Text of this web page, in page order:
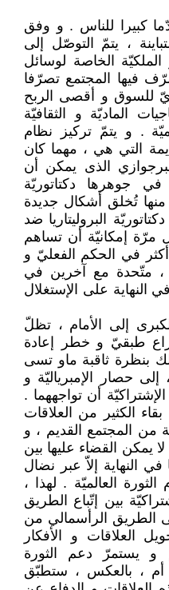
كبيرا للناس . و وفق
، يتمّ التوصّل إلى
الخاصة لوسائل
فيها المجتمع تصرّفا
للسوق و أقصى الربح
الماديّة و الثقافيّة
. و يتمّ تركيز نظام
التي هي ، مهما كان
الذى يمكن أن
جوهرها دكتاتوريّة
منها تُخلق أشكال جديدة
البروليتاريا ضد
مرّة إمكانيّة أن تساهم
في الحكم الفعليّ و
، متّحدة مع آخرين في
النهاية على الإستغلال
إلى الأمام ، تظلّ
طبقيّ و خطر إعادة
بنظرة ثاقبة ماو تسى
حصار الإمبرياليّة و
أن تواجههما .
الكثير من العلاقات
من المجتمع القديم ، و
لا يمكن القضاء عليها بين
النهاية إلاّ عبر نضال
العالميّة . لهذا ،
بين إتّباع الطريق
الطريق الرأسمالي من
العلاقات و الأفكار
و يستمرّ دعم الثورة
؟ أم ، بالعكس ، ستطبّق